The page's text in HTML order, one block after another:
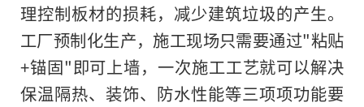
理控制板材的损耗，减少建筑垃圾的产生。
工厂预制化生产，施工现场只需要通过"粘贴
+锚固"即可上墙，一次施工工艺就可以解决
保温隔热、装饰、防水性能等三项项功能要